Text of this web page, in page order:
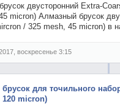
двусторонний Extra-
micron) Алмазный брусок
/ 325 mesh, 45 micron) в
воскресенье 3:15
для точильного
120 micron)